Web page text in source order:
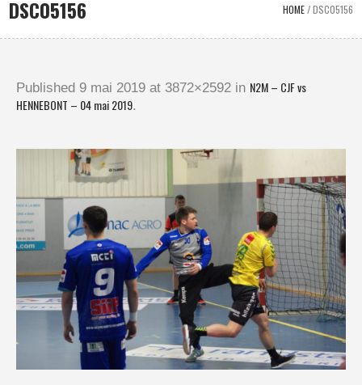
DSC05156 HOME/DSC05156
Published 9 mai 2019 at 3872×2592 in N2M – CJF vs
HENNEBONT – 04 mai 2019.